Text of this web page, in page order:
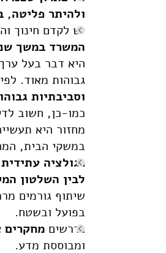
ולהיתר פליטה,
יש לקדם חינוך
המשרד במשך
היא דבר בעל
גבוהות מאוד.
וסביבתיות
כמו-כן, חשוב
מחזור היא
במשקי הבית,
רגולציה
לבין השלטון
שיתוף גורמים
בפועל ובשטח.
נדרשים מחקרים
ומבוססת מדע.